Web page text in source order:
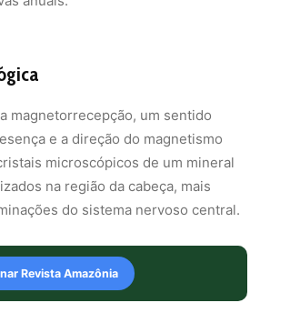
magnetorrecepção, um sentido
e a direção do magnetismo
microscópicos de um mineral
na região da cabeça, mais
do sistema nervoso central.
Revista Amazônia